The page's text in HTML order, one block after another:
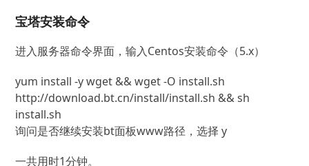
宝塔安装命令
进入服务器命令界面，输入Centos安装命令（5.x）
yum install -y wget && wget -O install.sh
http://download.bt.cn/install/install.sh && sh
install.sh
询问是否继续安装bt面板www路径，选择 y
一共用时1分钟。